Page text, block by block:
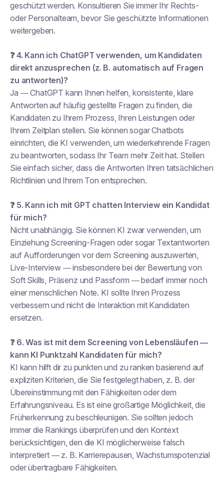
geschützt werden. Konsultieren Sie immer Ihr Rechts-
oder Personalteam, bevor Sie geschützte Informationen
weitergeben.
❓ 4. Kann ich ChatGPT verwenden, um Kandidaten
direkt anzusprechen (z. B. automatisch auf Fragen
zu antworten)?
Ja — ChatGPT kann Ihnen helfen, konsistente, klare
Antworten auf häufig gestellte Fragen zu finden, die
Kandidaten zu Ihrem Prozess, Ihren Leistungen oder
Ihrem Zeitplan stellen. Sie können sogar Chatbots
einrichten, die KI verwenden, um wiederkehrende Fragen
zu beantworten, sodass Ihr Team mehr Zeit hat. Stellen
Sie einfach sicher, dass die Antworten Ihren tatsächlichen
Richtlinien und Ihrem Ton entsprechen.
❓ 5. Kann ich mit GPT chatten Interviewein Kandidat
für mich?
Nicht unabhängig. Sie können KI zwar verwenden, um
Einziehung Screening-Fragen oder sogar Textantworten
auf Aufforderungen vor dem Screening auszuwerten,
Live-Interview— insbesondere bei der Bewertung von
Soft Skills, Präsenz und Passform — bedarf immer noch
einer menschlichen Note. KI sollte Ihren Prozess
verbessern und nicht die Interaktion mit Kandidaten
ersetzen.
❓ 6. Was ist mit dem Screening von Lebensläufen —
kann KI Punktzahl Kandidaten für mich?
KI kann hilft dir zu punkten und zu ranken basierend auf
expliziten Kriterien, die Sie festgelegt haben, z. B. der
Übereinstimmung mit den Fähigkeiten oder dem
Erfahrungsniveau. Es ist eine großartige Möglichkeit, die
Früherkennung zu beschleunigen. Sie sollten jedoch
immer die Rankings überprüfen und den Kontext
berücksichtigen, den die KI möglicherweise falsch
interpretiert — z. B. Karrierepausen, Wachstumspotenzial
oder übertragbare Fähigkeiten.